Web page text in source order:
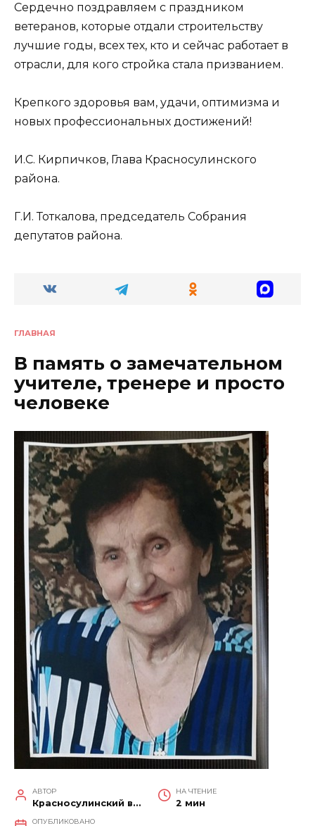
Сердечно поздравляем с праздником
ветеранов, которые отдали строительству
лучшие годы, всех тех, кто и сейчас работает в
отрасли, для кого стройка стала призванием.
Крепкого здоровья вам, удачи, оптимизма и
новых профессиональных достижений!
И.С. Кирпичков, Глава Красносулинского
района.
Г.И. Тоткалова, председатель Собрания
депутатов района.
ГЛАВНАЯ
В память о замечательном
учителе, тренере и просто
человеке
АВТОР
Красносулинский вестник
НА ЧТЕНИЕ
2 мин
ОПУБЛИКОВАНО